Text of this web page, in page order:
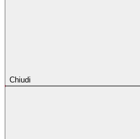
Chiudi